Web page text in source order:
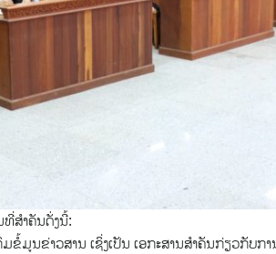
ທີ່ສຳຄັນດັ່ງນີ້:
ຂໍ້ມູນຂ່າວສານ ເຊິ່ງເປັນ ເອກະສານສໍາຄັນກ່ຽວກັບກ